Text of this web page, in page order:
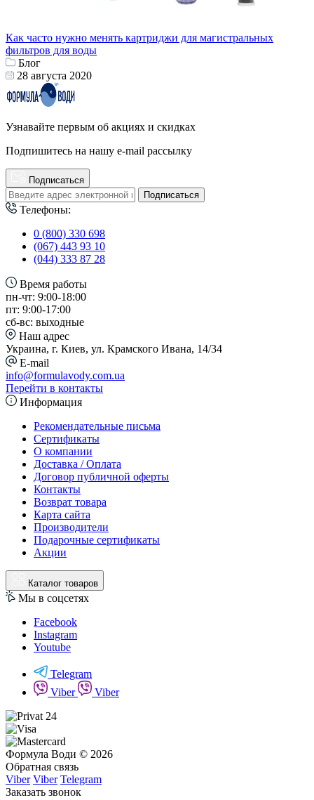
Как часто нужно менять картриджи для магистральных
фильтров для воды
Блог
28 августа 2020
Узнавайте первым об акциях и скидках
Подпишитесь на нашу e-mail рассылку
Подписаться
Подписаться
Телефоны:
0 (800) 330 698
(067) 443 93 10
(044) 333 87 28
Время работы
пн-чт: 9:00-18:00
пт: 9:00-17:00
сб-вс: выходные
Наш адрес
Украина, г. Киев, ул. Крамского Ивана, 14/34
E-mail
info@formulavody.com.ua
Перейти в контакты
Информация
Рекомендательные письма
Сертификаты
О компании
Доставка / Оплата
Договор публичной оферты
Контакты
Возврат товара
Карта сайта
Производители
Подарочные сертификаты
Акции
Каталог товаров
Мы в соцсетях
Facebook
Instagram
Youtube
Telegram
Viber
Viber
Формула Води © 2026
Обратная связь
Viber Viber Telegram
Заказать звонок